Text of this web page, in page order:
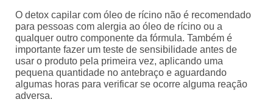
O detox capilar com óleo de rícino não é recomendado
para pessoas com alergia ao óleo de rícino ou a
qualquer outro componente da fórmula. Também é
importante fazer um teste de sensibilidade antes de
usar o produto pela primeira vez, aplicando uma
pequena quantidade no antebraço e aguardando
algumas horas para verificar se ocorre alguma reação
adversa.